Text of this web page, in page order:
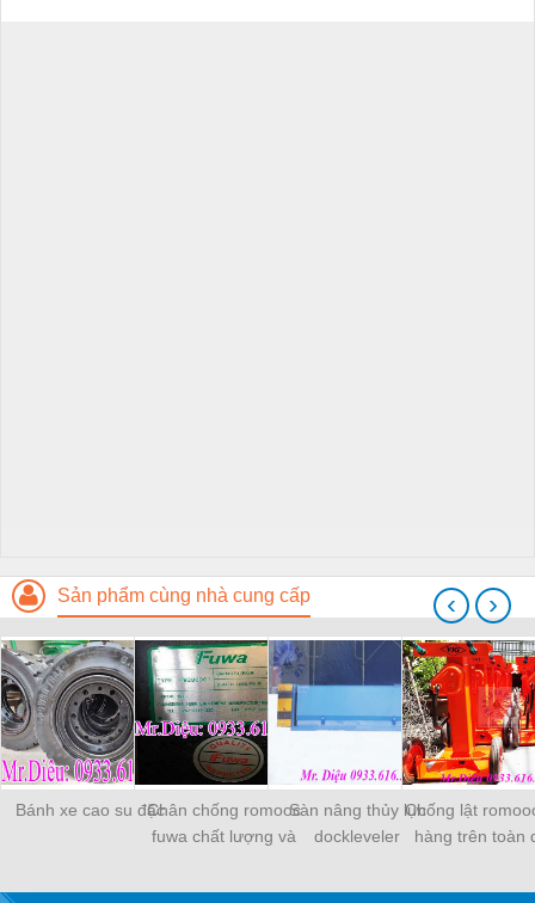
Sản phẩm cùng nhà cung cấp
Bánh xe cao su đặcChân chống romooc
fuwa chất lượng và
Sàn nâng thủy lực
dockleveler
Chống lật
hàng trên toàn
‹ ›